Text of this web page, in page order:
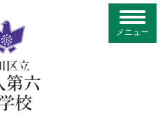
メニュー